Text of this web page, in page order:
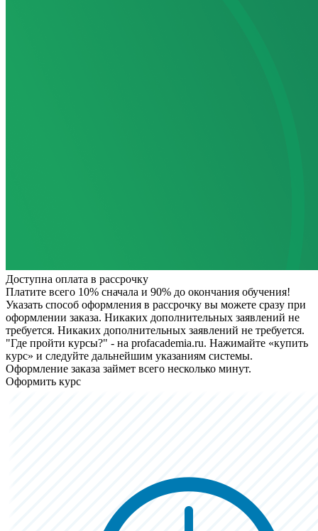
Доступна оплата в рассрочку
Платите всего 10% сначала и 90% до окончания обучения!
Указать способ оформления в рассрочку вы можете сразу при
оформлении заказа. Никаких дополнительных заявлений не
требуется. Никаких дополнительных заявлений не требуется.
"Где пройти курсы?" - на profacademia.ru. Нажимайте «купить
курс» и следуйте дальнейшим указаниям системы.
Оформление заказа займет всего несколько минут.
Оформить курс